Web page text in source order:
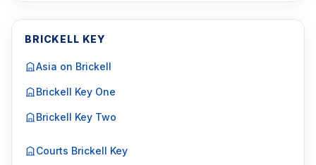
BRICKELL KEY
Asia on Brickell
Brickell Key One
Brickell Key Two
Courts Brickell Key